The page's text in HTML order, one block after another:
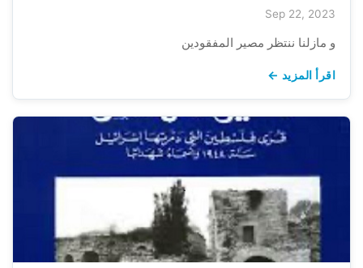
Sep 22, 2023
و مازلنا ننتظر مصير المفقودين
اقرأ المزيد ←